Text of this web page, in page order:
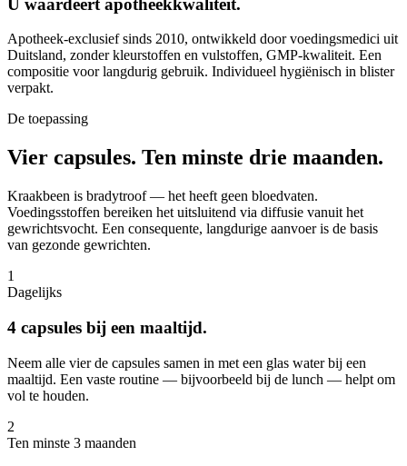
Apotheek-exclusief sinds 2010, ontwikkeld door voedingsmedici uit
Duitsland, zonder kleurstoffen en vulstoffen, GMP-kwaliteit. Een
compositie voor langdurig gebruik. Individueel hygiënisch in blister
verpakt.
De toepassing
Vier capsules. Ten minste drie maanden.
Kraakbeen is bradytroof — het heeft geen bloedvaten.
Voedingsstoffen bereiken het uitsluitend via diffusie vanuit het
gewrichtsvocht. Een consequente, langdurige aanvoer is de basis
van gezonde gewrichten.
1
Dagelijks
4 capsules bij een maaltijd.
Neem alle vier de capsules samen in met een glas water bij een
maaltijd. Een vaste routine — bijvoorbeeld bij de lunch — helpt om
vol te houden.
2
Ten minste 3 maanden